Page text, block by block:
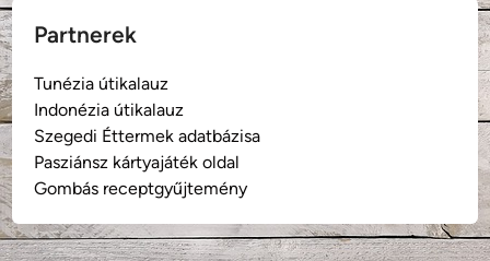
Partnerek
Tunézia útikalauz
Indonézia útikalauz
Szegedi Éttermek adatbázisa
Pasziánsz kártyajáték oldal
Gombás receptgyűjtemény